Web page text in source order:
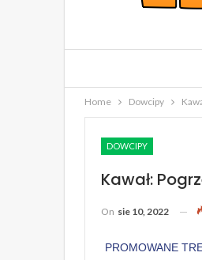
Home Dowcipy
DOWCIPY
Kawał:
On sie 10, 2022